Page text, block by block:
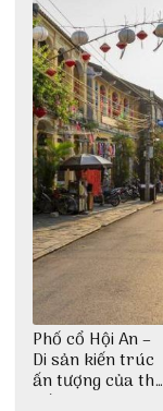
Phố cổ Hội An –
Di sản kiến trúc
ấn tượng của thế
giới